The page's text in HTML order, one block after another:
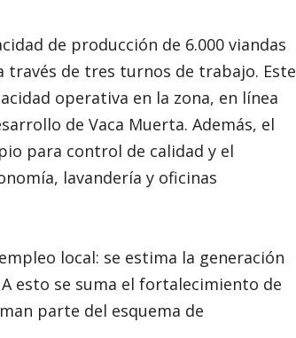
de producción de 6.000 viandas
través de tres turnos de trabajo. Este
operativa en la zona, en línea
de Vaca Muerta. Además, el
para control de calidad y el
lavandería y oficinas
local: se estima la generación
esto se suma el fortalecimiento de
parte del esquema de